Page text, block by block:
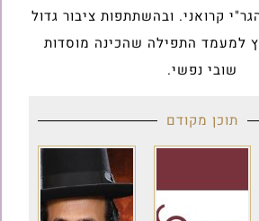
קרואני. ובהשתתפות ציבור גדול
למעמד התפילה שהכינה מוסדות
שובי נפשי.
תוכן מקודם